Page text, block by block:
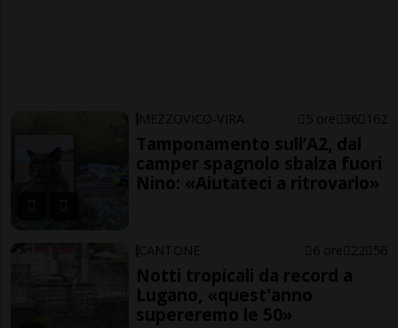
MEZZOVICO-VIRA 5 ore 36 162
Tamponamento sull’A2, dal
camper spagnolo sbalza fuori
Nino: «Aiutateci a ritrovarlo»
CANTONE 6 ore 22 56
Notti tropicali da record a
Lugano, «quest'anno
supereremo le 50»